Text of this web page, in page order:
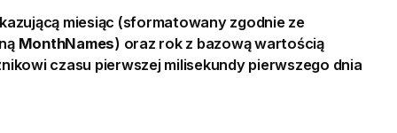
miesiąc (sformatowany zgodnie ze
MonthNames) oraz rok z bazową wartością
czasu pierwszej milisekundy pierwszego dnia